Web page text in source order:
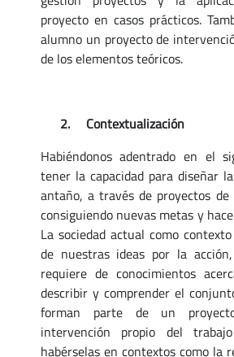
proyecto en casos prácticos.
alumno un proyecto de
de los elementos teóricos.
2. Contextualización
Habiéndonos adentrado en el
tener la capacidad para diseñar
antaño, a través de proyectos
consiguiendo nuevas metas y
La sociedad actual como
de nuestras ideas por la
requiere de conocimientos
describir y comprender el
forman parte de un
intervención propio del
habérselas en contextos como la